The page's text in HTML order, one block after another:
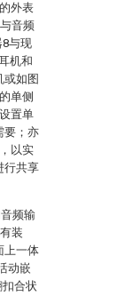
外表
音频
8与现
机和
或如图
单侧
置单
要；亦
以实
行共享
频输
装
上一体
动嵌
合状